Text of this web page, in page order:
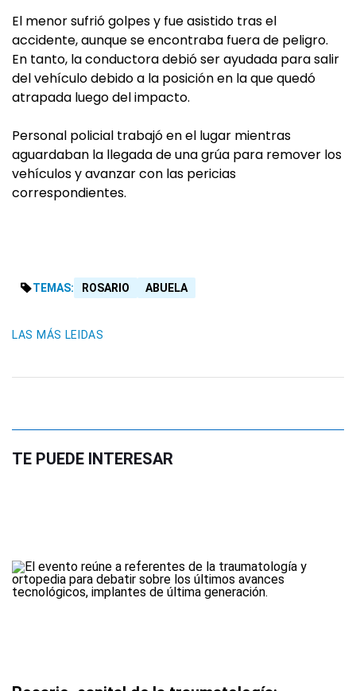
El menor sufrió golpes y fue asistido tras el
accidente, aunque se encontraba fuera de peligro.
En tanto, la conductora debió ser ayudada para salir
del vehículo debido a la posición en la que quedó
atrapada luego del impacto.
Personal policial trabajó en el lugar mientras
aguardaban la llegada de una grúa para remover los
vehículos y avanzar con las pericias
correspondientes.
TEMAS: ROSARIO ABUELA
LAS MÁS LEIDAS
TE PUEDE INTERESAR